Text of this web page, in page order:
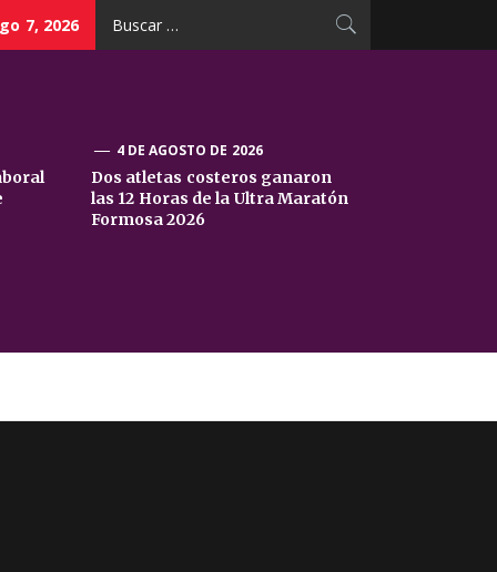
7, 2026
4 DE AGOSTO DE 2026
Dos atletas costeros ganaron
las 12 Horas de la Ultra Maratón
Formosa 2026